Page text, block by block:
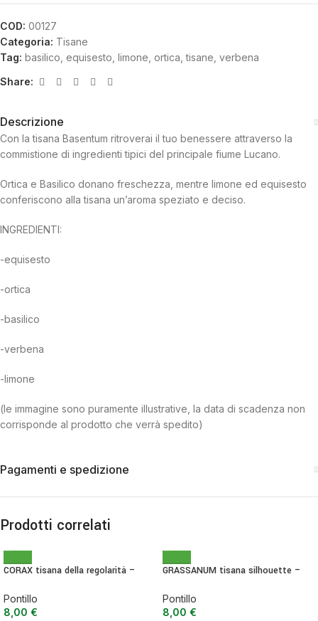
COD: 00127
Categoria: Tisane
Tag: basilico equisesto limone ortica tisane verbena
Share:
Descrizione
Con la tisana Basentum ritroverai il tuo benessere attraverso la
commistione di ingredienti tipici del principale fiume Lucano.
Ortica e Basilico donano freschezza, mentre limone ed equisesto
conferiscono alla tisana un’aroma speziato e deciso.
INGREDIENTI:
-equisesto
-ortica
-basilico
-verbena
-limone
(le immagine sono puramente illustrative, la data di scadenza non
corrisponde al prodotto che verrà spedito)
Pagamenti e spedizione
Prodotti correlati
CORAX tisana della regolarità –
Pontillo
8,00 €
GRASSANUM tisana silhouette –
Pontillo
8,00 €